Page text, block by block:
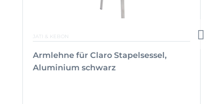
JATI & KEBON
Armlehne für Claro Stapelsessel,
Aluminium schwarz